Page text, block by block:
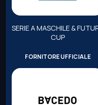
SERIE A MASCHILE &
CUP
FORNITORE UFFICIALE